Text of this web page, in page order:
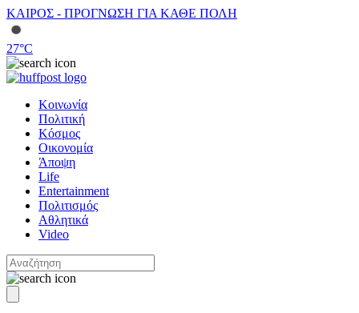
ΚΑΙΡΟΣ - ΠΡΟΓΝΩΣΗ ΓΙΑ ΚΑΘΕ ΠΟΛΗ
27°C
Κοινωνία
Πολιτική
Κόσμος
Οικονομία
Άποψη
Life
Entertainment
Πολιτισμός
Αθλητικά
Video